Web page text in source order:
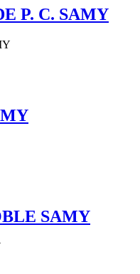
P. C. SAMY
SAMY